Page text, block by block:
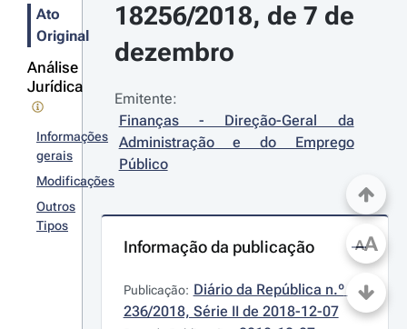
Ato
Original
Análise
Jurídica
Informações
gerais
Modificações
Outros
Tipos
18256/2018, de 7 de
dezembro
Emitente:
Finanças - Direção-Geral da
Administração e do Emprego
Público
Informação da publicação
Publicação: Diário da República n.º
236/2018, Série II de 2018-12-07
AA